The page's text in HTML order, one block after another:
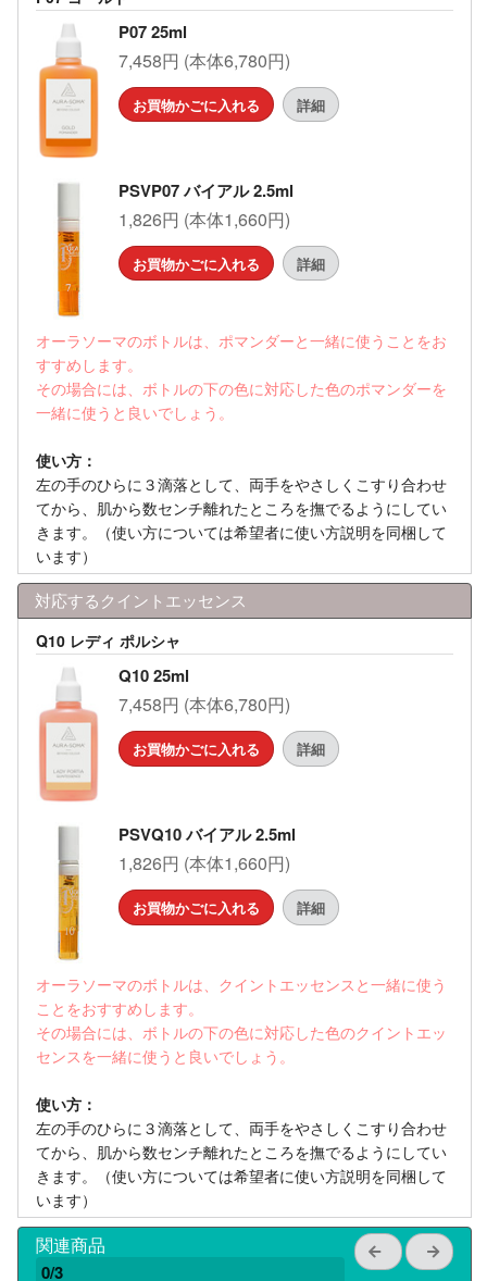
P07 25ml
7,458円 (本体6,780円)
お買物かごに入れる 詳細
PSVP07 バイアル 2.5ml
1,826円 (本体1,660円)
お買物かごに入れる 詳細
オーラソーマのボトルは、ポマンダーと一緒に使うことをお
すすめします。
その場合には、ボトルの下の色に対応した色のポマンダーを
一緒に使うと良いでしょう。
使い方：
左の手のひらに３滴落として、両手をやさしくこすり合わせ
てから、肌から数センチ離れたところを撫でるようにしてい
きます。（使い方については希望者に使い方説明を同梱して
います）
対応するクイントエッセンス
Q10 レディ ポルシャ
Q10 25ml
7,458円 (本体6,780円)
お買物かごに入れる 詳細
PSVQ10 バイアル 2.5ml
1,826円 (本体1,660円)
お買物かごに入れる 詳細
オーラソーマのボトルは、クイントエッセンスと一緒に使う
ことをおすすめします。
その場合には、ボトルの下の色に対応した色のクイントエッ
センスを一緒に使うと良いでしょう。
使い方：
左の手のひらに３滴落として、両手をやさしくこすり合わせ
てから、肌から数センチ離れたところを撫でるようにしてい
きます。（使い方については希望者に使い方説明を同梱して
います）
関連商品
0/3